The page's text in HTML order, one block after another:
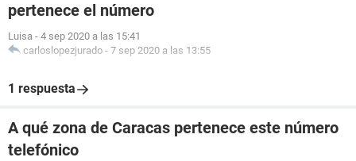
pertenece el número
Luisa - 4 sep 2020 a las 15:41
carloslopezjurado - 7 sep 2020 a las 13:55
1 respuesta
A qué zona de Caracas pertenece este número
telefónico